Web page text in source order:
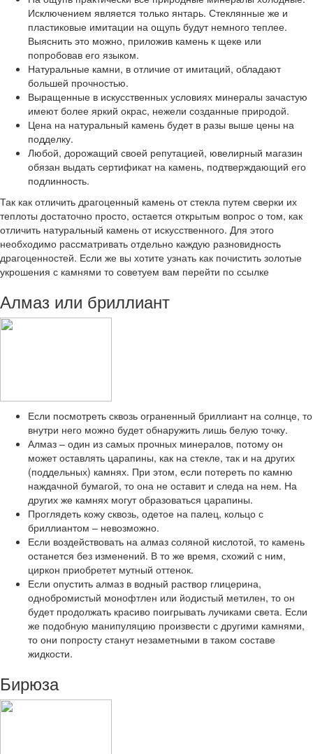
Исключением является только янтарь. Стеклянные же и
пластиковые имитации на ощупь будут немного теплее.
Выяснить это можно, приложив камень к щеке или
попробовав его языком.
Натуральные камни, в отличие от имитаций, обладают
большей прочностью.
Выращенные в искусственных условиях минералы зачастую
имеют более яркий окрас, нежели созданные природой.
Цена на натуральный камень будет в разы выше цены на
подделку.
Любой, дорожащий своей репутацией, ювелирный магазин
обязан выдать сертификат на камень, подтверждающий его
подлинность.
Так как отличить драгоценный камень от стекла путем сверки их
теплоты достаточно просто, остается открытым вопрос о том, как
отличить натуральный камень от искусственного. Для этого
необходимо рассматривать отдельно каждую разновидность
драгоценностей. Если же вы хотите узнать как почистить золотые
укрошения с камнями то советуем вам перейти по ссылке
Алмаз или бриллиант
Если посмотреть сквозь ограненный бриллиант на солнце, то
внутри него можно будет обнаружить лишь белую точку.
Алмаз – один из самых прочных минералов, потому он
может оставлять царапины, как на стекле, так и на других
(поддельных) камнях. При этом, если потереть по камню
наждачной бумагой, то она не оставит и следа на нем. На
других же камнях могут образоваться царапины.
Проглядеть кожу сквозь, одетое на палец, кольцо с
бриллиантом – невозможно.
Если воздействовать на алмаз соляной кислотой, то камень
останется без изменений. В то же время, схожий с ним,
циркон приобретет мутный оттенок.
Если опустить алмаз в водный раствор глицерина,
однобромистый монофтлен или йодистый метилен, то он
будет продолжать красиво поигрывать лучиками света. Если
же подобную манипуляцию произвести с другими камнями,
то они попросту станут незаметными в таком составе
жидкости.
Бирюза